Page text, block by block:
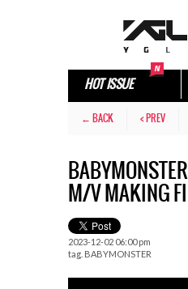
HOT ISSUE
← BACK < PREV
BABYMONSTER
M/V MAKING
2023-12-02 06:00 pm
tag. BABYMONSTER